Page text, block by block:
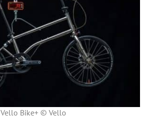
Vello Bike+ © Vello